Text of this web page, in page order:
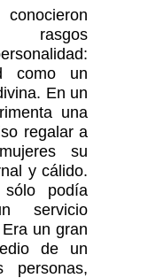
rasgos
como un
En un
una
regalar a
su
y cálido.
podía
servicio
un gran
de un
personas,